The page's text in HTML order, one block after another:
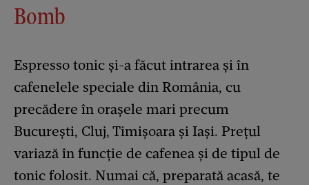
Bomb
Espresso tonic și-a făcut intrarea și în
cafenelele speciale din România, cu
precădere în orașele mari precum
București, Cluj, Timișoara și Iași. Prețul
variază în funcție de cafenea și de tipul de
tonic folosit. Numai că, preparată acasă, te